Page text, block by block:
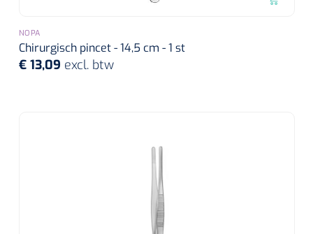
NOPA
Chirurgisch pincet - 14,5 cm - 1 st
€ 13,09 excl. btw